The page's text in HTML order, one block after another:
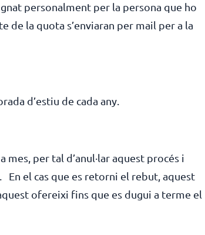
personalment per la persona que ho
de la quota s’enviaran per mail per a la
d’estiu de cada any.
per tal d’anul·lar aquest procés i
En el cas que es retorni el rebut, aquest
ofereixi fins que es dugui a terme el